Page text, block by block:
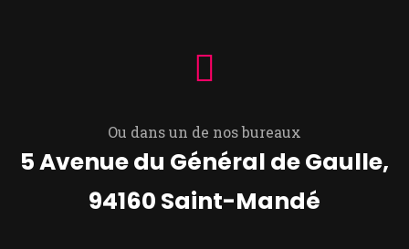
Ou dans un de nos bureaux
5 Avenue du Général de Gaulle,
94160 Saint-Mandé